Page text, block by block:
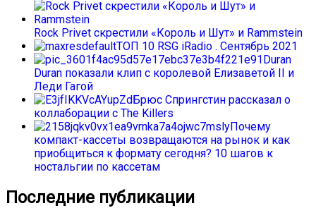
Rock Privet скрестили «Король и Шут» и Rammstein
ТОП 10 RSG iRadio . Сентябрь 2021
Duran
Duran показали клип с королевой Елизаветой II и
Леди Гагой
Брюс Спрингстин рассказал о
коллаборации с The Killers
Почему
компакт-кассеты возвращаются на рынок и как
приобщиться к формату сегодня? 10 шагов к
ностальгии по кассетам
Последние публикации